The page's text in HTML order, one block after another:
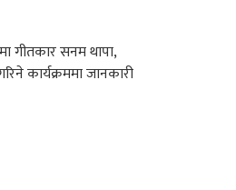
गीतकार सनम थापा,
कार्यक्रममा जानकारी